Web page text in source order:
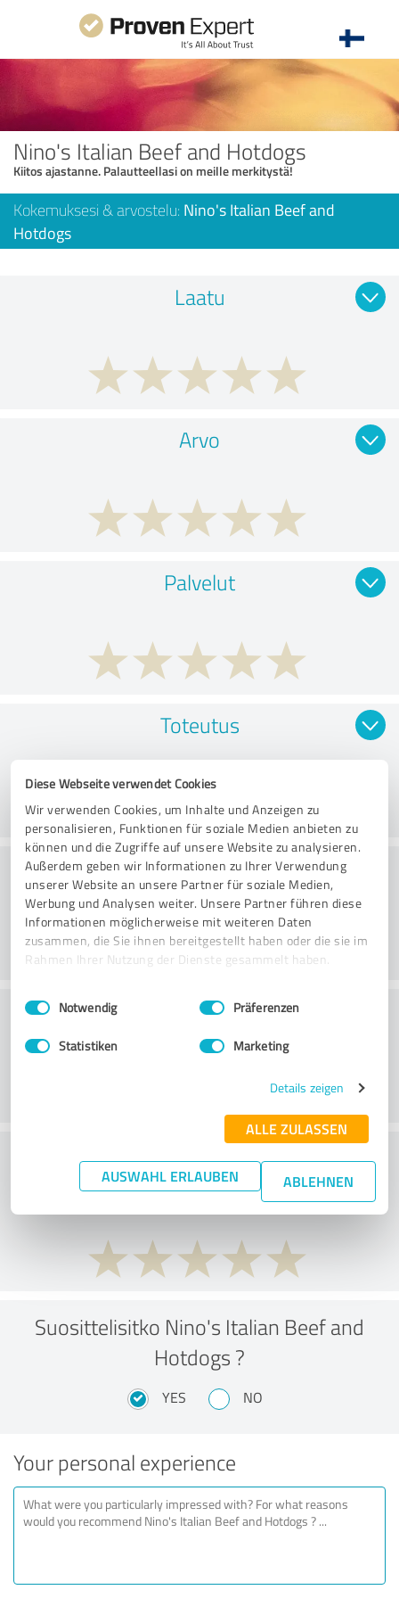
Diese Webseite verwendet Cookies
Wir verwenden Cookies, um Inhalte und Anzeigen zu
personalisieren, Funktionen für soziale Medien anbieten zu
können und die Zugriffe auf unsere Website zu analysieren.
Außerdem geben wir Informationen zu Ihrer Verwendung
unserer Website an unsere Partner für soziale Medien,
Werbung und Analysen weiter. Unsere Partner führen diese
Informationen möglicherweise mit weiteren Daten
zusammen, die Sie ihnen bereitgestellt haben oder die sie im
Rahmen Ihrer Nutzung der Dienste gesammelt haben.
Impressum Datenschutzbestimmungen
Einwilligungsauswahl
Notwendig Präferenzen
Statistiken Marketing
Details zeigen
ALLE ZULASSEN
AUSWAHL ERLAUBEN ABLEHNEN
Nino's Italian Beef and Hotdogs
Kiitos ajastanne. Palautteellasi on meille merkitystä!
Kokemuksesi & arvostelu: Nino's Italian Beef and
Hotdogs
Laatu
Arvo
Palvelut
Toteutus
Konsultointi
Asiakaspalvelu
What do you think of the price to
performance ratio?
Suosittelisitko Nino's Italian Beef and
Hotdogs ?
YES NO
Your personal experience